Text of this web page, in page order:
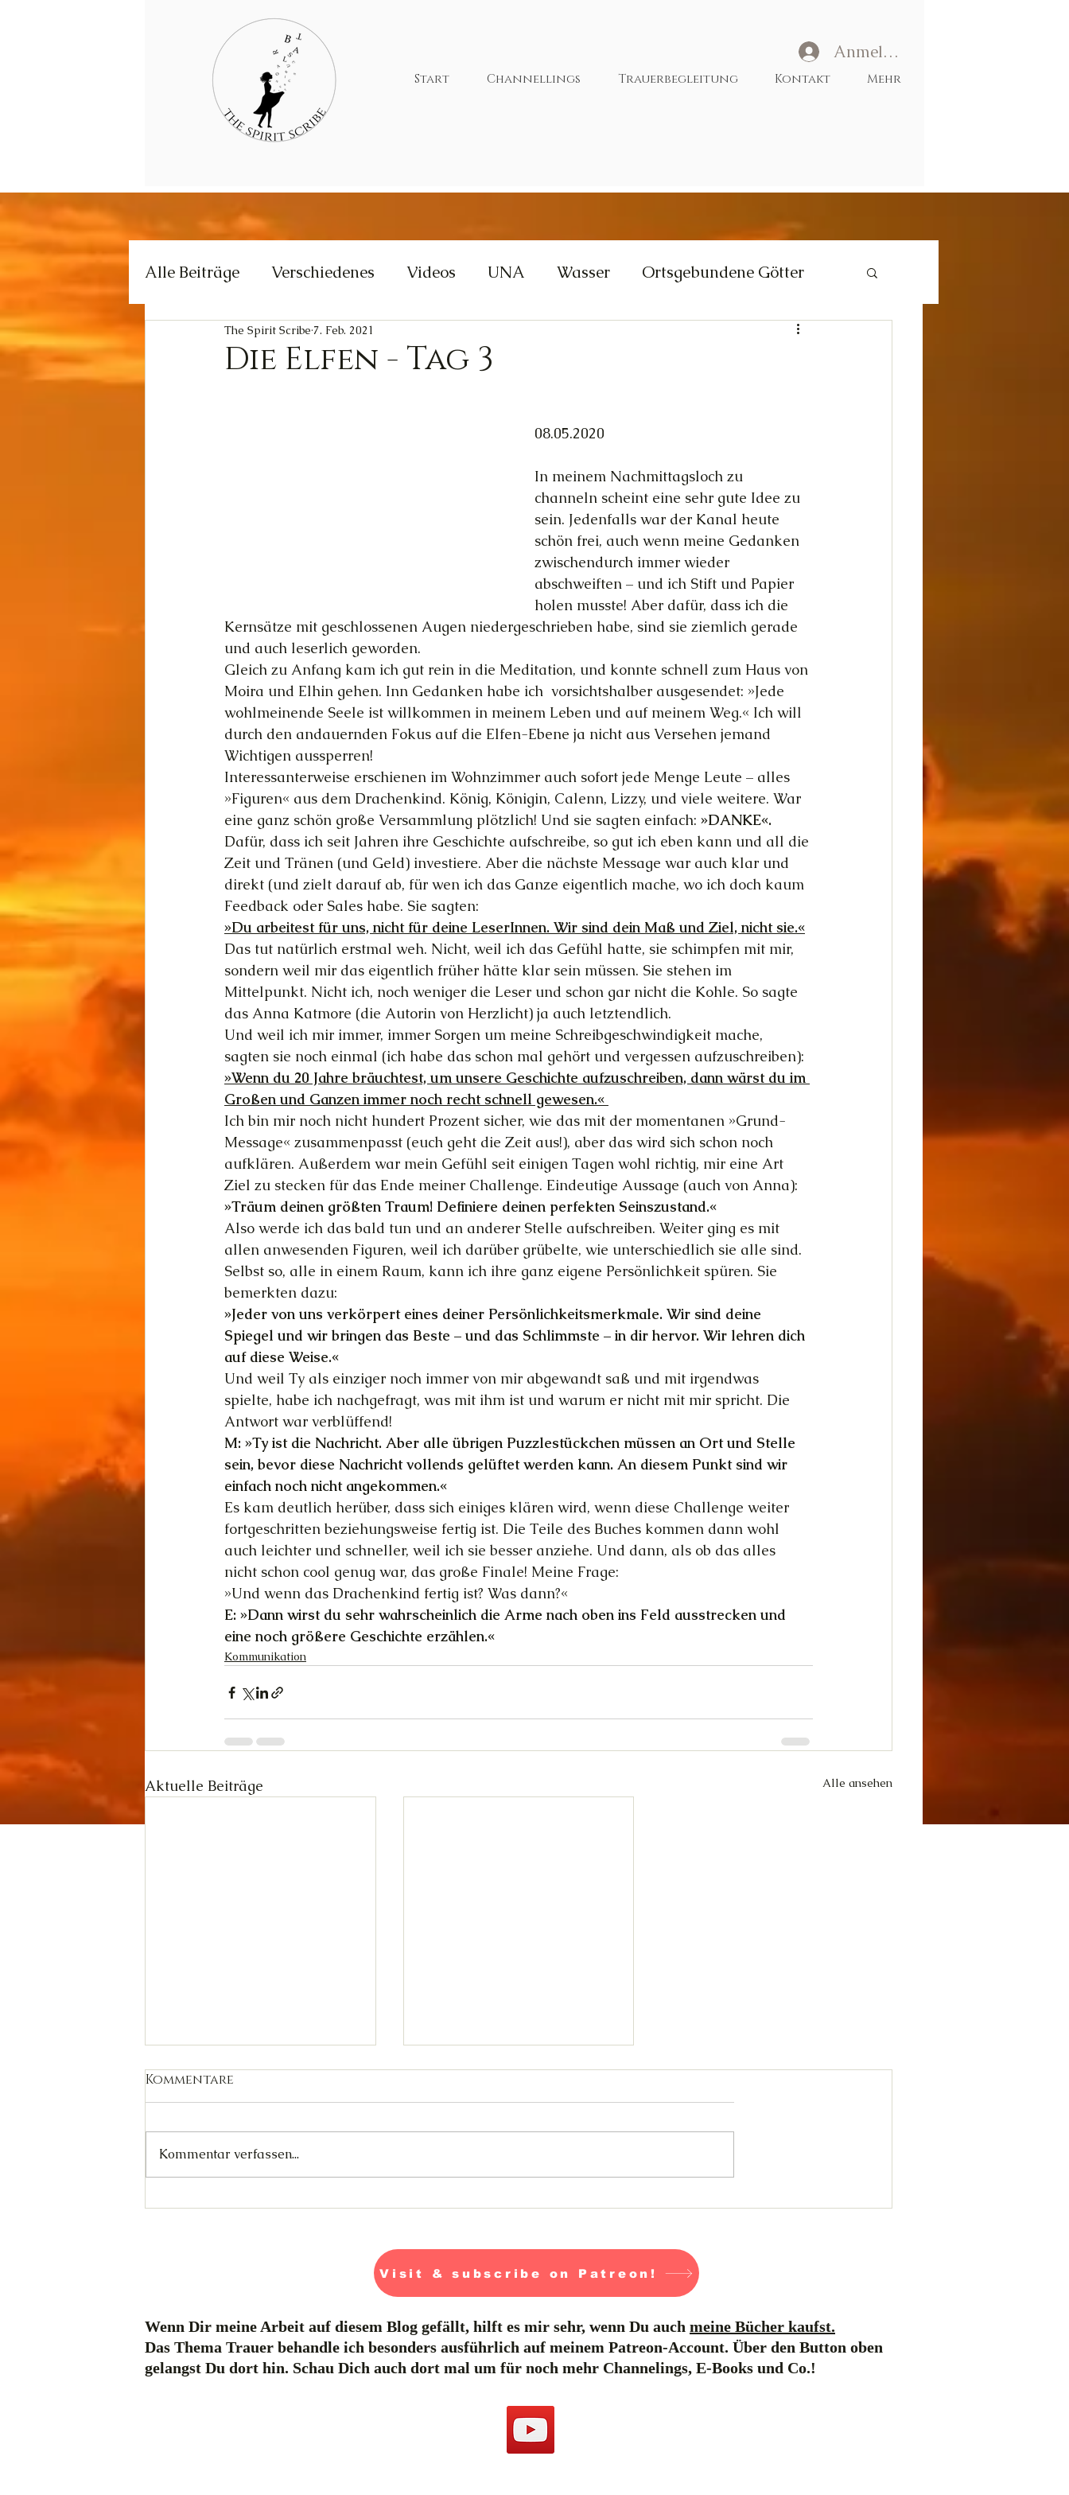
Anmelden
Start Channellings Trauerbegleitung Kontakt Mehr
Alle Beiträge Verschiedenes Videos UNA Wasser Ortsgebundene Götter
Kommunikation Kreativität
Frau & Familie
Die Elfen - Tag 3
The Spirit Scribe 7. Feb. 2021
08.05.2020
In meinem Nachmittagsloch zu
channeln scheint eine sehr gute Idee zu
sein. Jedenfalls war der Kanal heute
schön frei, auch wenn meine Gedanken
zwischendurch immer wieder
abschweiften – und ich Stift und Papier
holen musste! Aber dafür, dass ich die
Kernsätze mit geschlossenen Augen niedergeschrieben habe, sind sie ziemlich gerade
und auch leserlich geworden.
Gleich zu Anfang kam ich gut rein in die Meditation, und konnte schnell zum Haus von
Moira und Elhin gehen. Inn Gedanken habe ich  vorsichtshalber ausgesendet: »Jede
wohlmeinende Seele ist willkommen in meinem Leben und auf meinem Weg.« Ich will
durch den andauernden Fokus auf die Elfen-Ebene ja nicht aus Versehen jemand
Wichtigen aussperren!
Interessanterweise erschienen im Wohnzimmer auch sofort jede Menge Leute – alles
»Figuren« aus dem Drachenkind. König, Königin, Calenn, Lizzy, und viele weitere. War
eine ganz schön große Versammlung plötzlich! Und sie sagten einfach: »DANKE«.
Dafür, dass ich seit Jahren ihre Geschichte aufschreibe, so gut ich eben kann und all die
Zeit und Tränen (und Geld) investiere. Aber die nächste Message war auch klar und
direkt (und zielt darauf ab, für wen ich das Ganze eigentlich mache, wo ich doch kaum
Feedback oder Sales habe. Sie sagten:
»Du arbeitest für uns, nicht für deine LeserInnen. Wir sind dein Maß und Ziel, nicht sie.«
Das tut natürlich erstmal weh. Nicht, weil ich das Gefühl hatte, sie schimpfen mit mir,
sondern weil mir das eigentlich früher hätte klar sein müssen. Sie stehen im
Mittelpunkt. Nicht ich, noch weniger die Leser und schon gar nicht die Kohle. So sagte
das Anna Katmore (die Autorin von Herzlicht) ja auch letztendlich.
Und weil ich mir immer, immer Sorgen um meine Schreibgeschwindigkeit mache,
sagten sie noch einmal (ich habe das schon mal gehört und vergessen aufzuschreiben):
»Wenn du 20 Jahre bräuchtest, um unsere Geschichte aufzuschreiben, dann wärst du im
Großen und Ganzen immer noch recht schnell gewesen.«
Ich bin mir noch nicht hundert Prozent sicher, wie das mit der momentanen »Grund-
Message« zusammenpasst (euch geht die Zeit aus!), aber das wird sich schon noch
aufklären. Außerdem war mein Gefühl seit einigen Tagen wohl richtig, mir eine Art
Ziel zu stecken für das Ende meiner Challenge. Eindeutige Aussage (auch von Anna):
»Träum deinen größten Traum! Definiere deinen perfekten Seinszustand.«
Also werde ich das bald tun und an anderer Stelle aufschreiben. Weiter ging es mit
allen anwesenden Figuren, weil ich darüber grübelte, wie unterschiedlich sie alle sind.
Selbst so, alle in einem Raum, kann ich ihre ganz eigene Persönlichkeit spüren. Sie
bemerkten dazu:
»Jeder von uns verkörpert eines deiner Persönlichkeitsmerkmale. Wir sind deine
Spiegel und wir bringen das Beste – und das Schlimmste – in dir hervor. Wir lehren dich
auf diese Weise.«
Und weil Ty als einziger noch immer von mir abgewandt saß und mit irgendwas
spielte, habe ich nachgefragt, was mit ihm ist und warum er nicht mit mir spricht. Die
Antwort war verblüffend!
M: »Ty ist die Nachricht. Aber alle übrigen Puzzlestückchen müssen an Ort und Stelle
sein, bevor diese Nachricht vollends gelüftet werden kann. An diesem Punkt sind wir
einfach noch nicht angekommen.«
Es kam deutlich herüber, dass sich einiges klären wird, wenn diese Challenge weiter
fortgeschritten beziehungsweise fertig ist. Die Teile des Buches kommen dann wohl
auch leichter und schneller, weil ich sie besser anziehe. Und dann, als ob das alles
nicht schon cool genug war, das große Finale! Meine Frage:
»Und wenn das Drachenkind fertig ist? Was dann?«
E: »Dann wirst du sehr wahrscheinlich die Arme nach oben ins Feld ausstrecken und
eine noch größere Geschichte erzählen.«
Kommunikation
Aktuelle Beiträge Alle ansehen
Kommentare
Kommentar verfassen...
Visit & subscribe on Patreon!
Wenn Dir meine Arbeit auf diesem Blog gefällt, hilft es mir sehr, wenn Du auch meine Bücher kaufst.
Das Thema Trauer behandle ich besonders ausführlich auf meinem Patreon-Account. Über den Button oben
gelangst Du dort hin. Schau Dich auch dort mal um für noch mehr Channelings, E-Books und Co.!